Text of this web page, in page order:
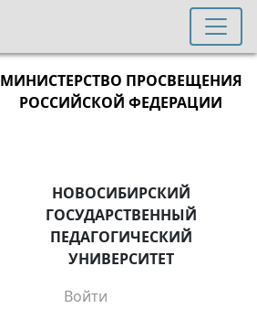
МИНИСТЕРСТВО ПРОСВЕЩЕНИЯ
РОССИЙСКОЙ ФЕДЕРАЦИИ
НОВОСИБИРСКИЙ
ГОСУДАРСТВЕННЫЙ
ПЕДАГОГИЧЕСКИЙ
УНИВЕРСИТЕТ
Войти